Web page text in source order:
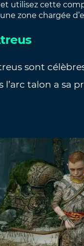
utilisez cette
zone chargée
sont
l’arc talon a sa